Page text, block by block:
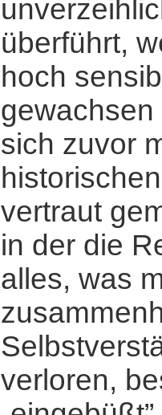
überführt,
hoch
sich zuvor
vertraut
in der die
alles, was
verloren,